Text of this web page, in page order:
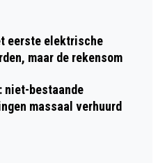
eerste elektrische
maar de rekensom
niet-bestaande
massaal verhuurd